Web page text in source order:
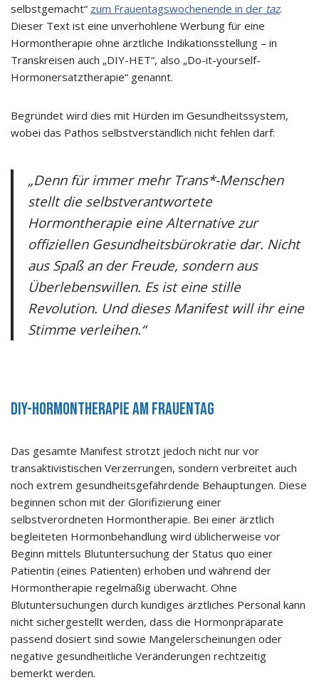
selbstgemacht“ zum Frauentagswochenende in der taz.
Dieser Text ist eine unverhohlene Werbung für eine
Hormontherapie ohne ärztliche Indikationsstellung – in
Transkreisen auch „DIY-HET“, also „Do-it-yourself-
Hormonersatztherapie“ genannt.
Begründet wird dies mit Hürden im Gesundheitssystem,
wobei das Pathos selbstverständlich nicht fehlen darf:
„Denn für immer mehr Trans*-Menschen
stellt die selbstverantwortete
Hormontherapie eine Alternative zur
offiziellen Gesundheitsbürokratie dar. Nicht
aus Spaß an der Freude, sondern aus
Überlebenswillen. Es ist eine stille
Revolution. Und dieses Manifest will ihr eine
Stimme verleihen.“
DIY-Hormontherapie am Frauentag
Das gesamte Manifest strotzt jedoch nicht nur vor
transaktivistischen Verzerrungen, sondern verbreitet auch
noch extrem gesundheitsgefährdende Behauptungen. Diese
beginnen schon mit der Glorifizierung einer
selbstverordneten Hormontherapie. Bei einer ärztlich
begleiteten Hormonbehandlung wird üblicherweise vor
Beginn mittels Blutuntersuchung der Status quo einer
Patientin (eines Patienten) erhoben und während der
Hormontherapie regelmäßig überwacht. Ohne
Blutuntersuchungen durch kundiges ärztliches Personal kann
nicht sichergestellt werden, dass die Hormonpräparate
passend dosiert sind sowie Mangelerscheinungen oder
negative gesundheitliche Veränderungen rechtzeitig
bemerkt werden.